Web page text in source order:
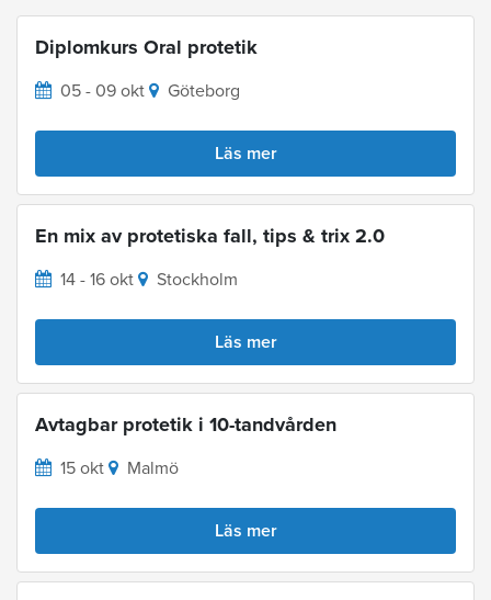
Diplomkurs Oral protetik
05 - 09 okt Göteborg
Läs mer
En mix av protetiska fall, tips & trix 2.0
14 - 16 okt Stockholm
Läs mer
Avtagbar protetik i 10-tandvården
15 okt Malmö
Läs mer